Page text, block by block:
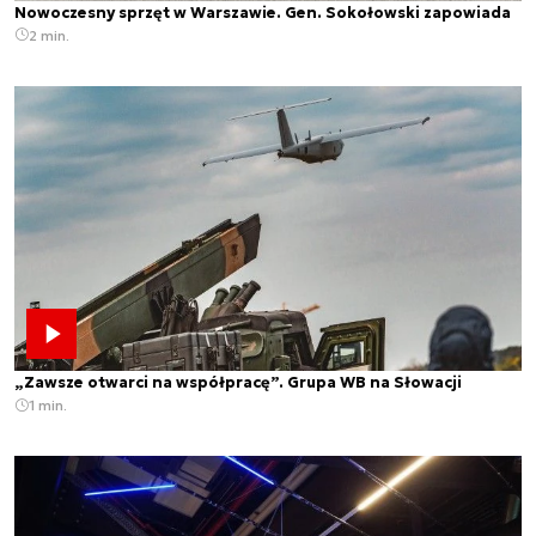
Nowoczesny sprzęt w Warszawie. Gen. Sokołowski zapowiada
2 min.
„Zawsze otwarci na współpracę”. Grupa WB na Słowacji
1 min.